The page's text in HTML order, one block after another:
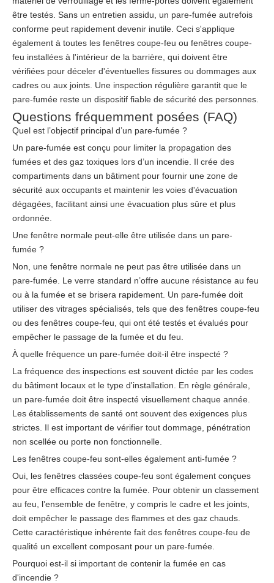
être testés. Sans un entretien assidu, un pare-fumée autrefois
conforme peut rapidement devenir inutile. Ceci s'applique
également à toutes les fenêtres coupe-feu ou fenêtres coupe-
feu installées à l'intérieur de la barrière, qui doivent être
vérifiées pour déceler d'éventuelles fissures ou dommages aux
cadres ou aux joints. Une inspection régulière garantit que le
pare-fumée reste un dispositif fiable de sécurité des personnes.
Questions fréquemment posées (FAQ)
Quel est l’objectif principal d’un pare-fumée ?
Un pare-fumée est conçu pour limiter la propagation des
fumées et des gaz toxiques lors d’un incendie. Il crée des
compartiments dans un bâtiment pour fournir une zone de
sécurité aux occupants et maintenir les voies d'évacuation
dégagées, facilitant ainsi une évacuation plus sûre et plus
ordonnée.
Une fenêtre normale peut-elle être utilisée dans un pare-
fumée ?
Non, une fenêtre normale ne peut pas être utilisée dans un
pare-fumée. Le verre standard n’offre aucune résistance au feu
ou à la fumée et se brisera rapidement. Un pare-fumée doit
utiliser des vitrages spécialisés, tels que des fenêtres coupe-feu
ou des fenêtres coupe-feu, qui ont été testés et évalués pour
empêcher le passage de la fumée et du feu.
À quelle fréquence un pare-fumée doit-il être inspecté ?
La fréquence des inspections est souvent dictée par les codes
du bâtiment locaux et le type d'installation. En règle générale,
un pare-fumée doit être inspecté visuellement chaque année.
Les établissements de santé ont souvent des exigences plus
strictes. Il est important de vérifier tout dommage, pénétration
non scellée ou porte non fonctionnelle.
Les fenêtres coupe-feu sont-elles également anti-fumée ?
Oui, les fenêtres classées coupe-feu sont également conçues
pour être efficaces contre la fumée. Pour obtenir un classement
au feu, l’ensemble de fenêtre, y compris le cadre et les joints,
doit empêcher le passage des flammes et des gaz chauds.
Cette caractéristique inhérente fait des fenêtres coupe-feu de
qualité un excellent composant pour un pare-fumée.
Pourquoi est-il si important de contenir la fumée en cas
d'incendie ?